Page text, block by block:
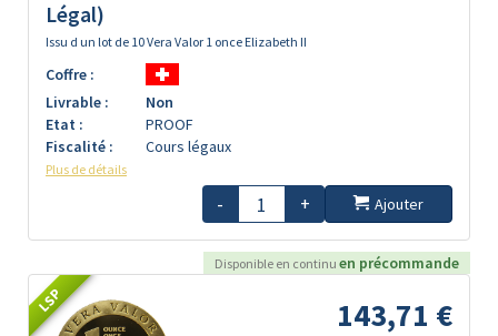
Légal)
Issu d un lot de 10 Vera Valor 1 once Elizabeth II
Coffre :
Livrable :
Non
Etat :
PROOF
Fiscalité :
Cours légaux
Plus de détails
- + Ajouter
Disponible en continu en précommande
LSP 143,71 €